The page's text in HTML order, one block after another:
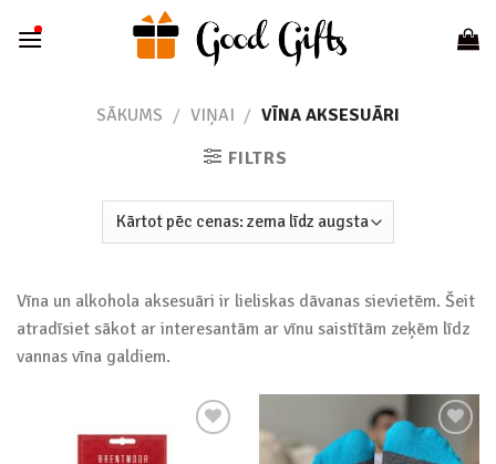
SĀKUMS / VIŅAI / VĪNA AKSESUĀRI
FILTRS
Vīna un alkohola aksesuāri ir lieliskas dāvanas sievietēm. Šeit
atradīsiet sākot ar interesantām ar vīnu saistītām zeķēm līdz
vannas vīna galdiem.